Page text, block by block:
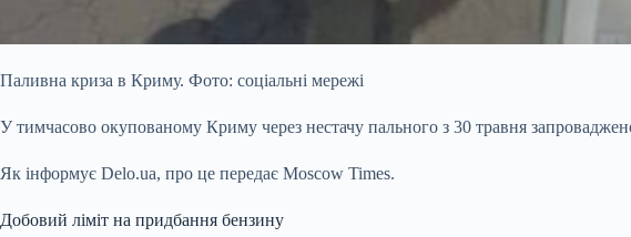
Паливна криза в Криму. Фото: соціальні мережі
У тимчасово окупованому Криму через нестачу пального з 30 травня
Як інформує Delo.ua, про це передає Moscow Times.
Добовий ліміт на придбання бензину